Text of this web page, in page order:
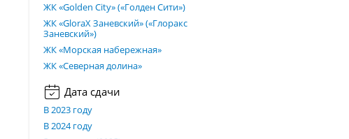
ЖК «Golden City» («Голден Сити»)
ЖК «GloraX Заневский»​ («Глоракс
Заневский»)
ЖК «Морская набережная»
ЖК «Северная долина»
Дата сдачи
В 2023 году
В 2024 году